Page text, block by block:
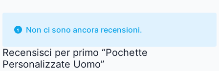
Non ci sono ancora recensioni.
Recensisci per primo “Pochette
Personalizzate Uomo”